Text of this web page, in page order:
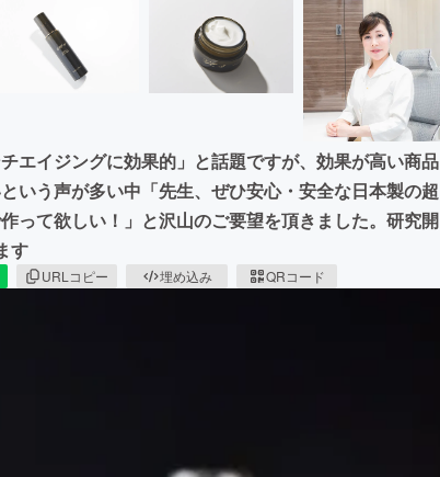
エイジングに効果的」と話題ですが、効果が高い商品
いう声が多い中「先生、ぜひ安心・安全な日本製の超
って欲しい！」と沢山のご要望を頂きました。研究開
す
URLコピー 埋め込み QRコード